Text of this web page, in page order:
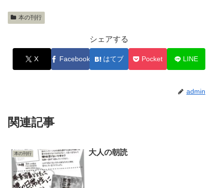
本の刊行
シェアする
X Facebook はてブ Pocket LINE
admin
関連記事
本の刊行 大人の朝読